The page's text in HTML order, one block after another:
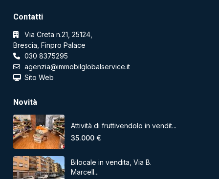
Contatti
Via Creta n.21, 25124,
Brescia, Finpro Palace
030 8375295
agenzia@immobilglobalservice.it
Sito Web
Novità
Attività di fruttivendolo in vendit...
35.000 €
Bilocale in vendita, Via B.
Marcell...